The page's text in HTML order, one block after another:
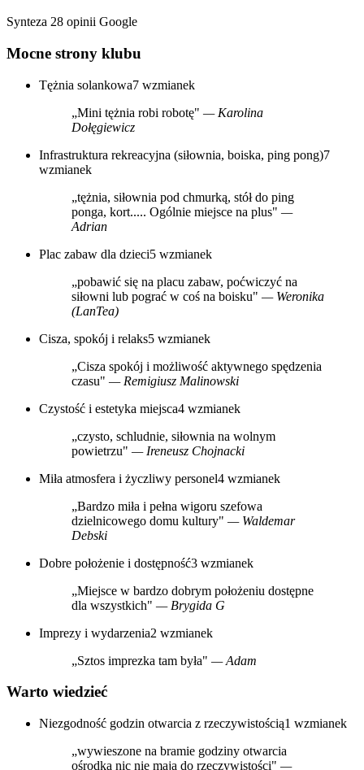
Synteza 28 opinii Google
Mocne strony klubu
Tężnia solankowa7 wzmianek
„Mini tężnia robi robotę" — Karolina
Dołęgiewicz
Infrastruktura rekreacyjna (siłownia, boiska, ping pong)7
wzmianek
„tężnia, siłownia pod chmurką, stół do ping
ponga, kort..... Ogólnie miejsce na plus" —
Adrian
Plac zabaw dla dzieci5 wzmianek
„pobawić się na placu zabaw, poćwiczyć na
siłowni lub pograć w coś na boisku" — Weronika
(LanTea)
Cisza, spokój i relaks5 wzmianek
„Cisza spokój i możliwość aktywnego spędzenia
czasu" — Remigiusz Malinowski
Czystość i estetyka miejsca4 wzmianek
„czysto, schludnie, siłownia na wolnym
powietrzu" — Ireneusz Chojnacki
Miła atmosfera i życzliwy personel4 wzmianek
„Bardzo miła i pełna wigoru szefowa
dzielnicowego domu kultury" — Waldemar
Debski
Dobre położenie i dostępność3 wzmianek
„Miejsce w bardzo dobrym położeniu dostępne
dla wszystkich" — Brygida G
Imprezy i wydarzenia2 wzmianek
„Sztos imprezka tam była" — Adam
Warto wiedzieć
Niezgodność godzin otwarcia z rzeczywistością1 wzmianek
„wywieszone na bramie godziny otwarcia
ośrodka nic nie mają do rzeczywistości" —